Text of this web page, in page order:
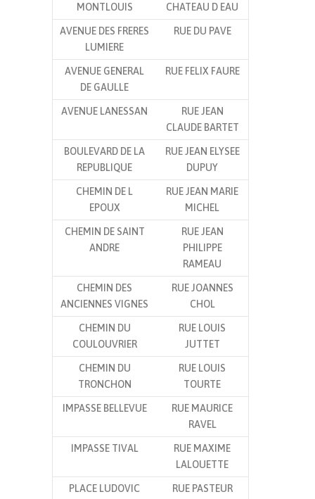
MONTLOUIS
CHATEAU D EAU
AVENUE DES FRERES
LUMIERE
RUE DU PAVE
AVENUE GENERAL
DE GAULLE
RUE FELIX FAURE
AVENUE LANESSAN
RUE JEAN
CLAUDE BARTET
BOULEVARD DE LA
REPUBLIQUE
RUE JEAN ELYSEE
DUPUY
CHEMIN DE L
EPOUX
RUE JEAN MARIE
MICHEL
CHEMIN DE SAINT
ANDRE
RUE JEAN
PHILIPPE
RAMEAU
CHEMIN DES
ANCIENNES VIGNES
RUE JOANNES
CHOL
CHEMIN DU
COULOUVRIER
RUE LOUIS
JUTTET
CHEMIN DU
TRONCHON
RUE LOUIS
TOURTE
IMPASSE BELLEVUE
RUE MAURICE
RAVEL
IMPASSE TIVAL
RUE MAXIME
LALOUETTE
PLACE LUDOVIC
RUE PASTEUR